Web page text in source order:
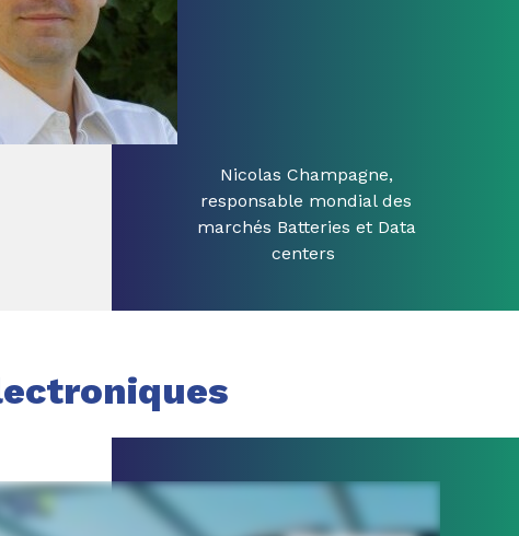
Nicolas Champagne,
responsable mondial des
marchés Batteries et Data
centers